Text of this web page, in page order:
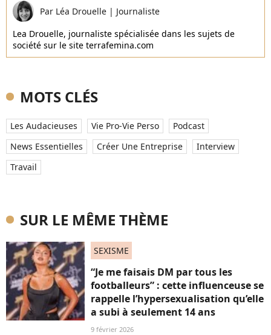
Par Léa Drouelle | Journaliste
Lea Drouelle, journaliste spécialisée dans les sujets de
société sur le site terrafemina.com
MOTS CLÉS
Les Audacieuses Vie Pro-Vie Perso
Podcast
News Essentielles
Créer Une Entreprise
Interview
Travail
SUR LE MÊME THÈME
SEXISME
“Je me faisais DM par tous les
footballeurs” : cette influenceuse se
rappelle l’hypersexualisation qu’elle
a subi à seulement 14 ans
9 février 2026